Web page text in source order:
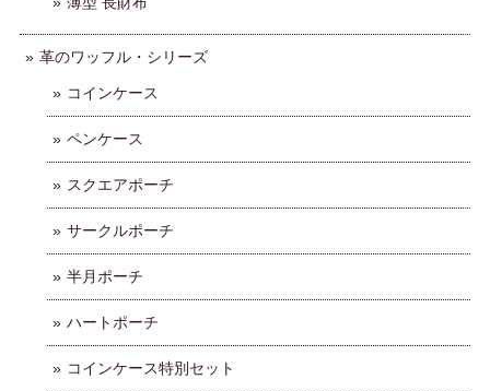
革のワッフル・シリーズ
コインケース
ペンケース
スクエアポーチ
サークルポーチ
半月ポーチ
ハートポーチ
コインケース特別セット